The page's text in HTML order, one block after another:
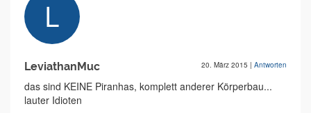
LeviathanMuc 20. März 2015 | Antworten
das sind KEINE Piranhas, komplett anderer Körperbau...
lauter Idioten